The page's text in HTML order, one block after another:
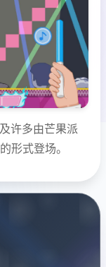
许多由芒果派
形式登场。